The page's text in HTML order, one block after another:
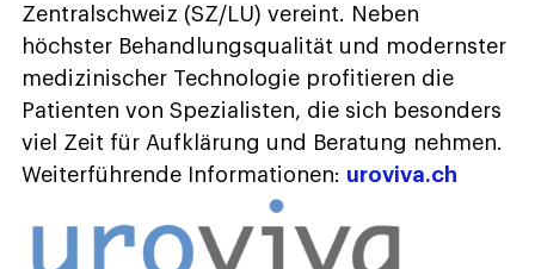
Zentralschweiz (SZ/LU) vereint. Neben
höchster Behandlungsqualität und modernster
medizinischer Technologie profitieren die
Patienten von Spezialisten, die sich besonders
viel Zeit für Aufklärung und Beratung nehmen.
Weiterführende Informationen: uroviva.ch